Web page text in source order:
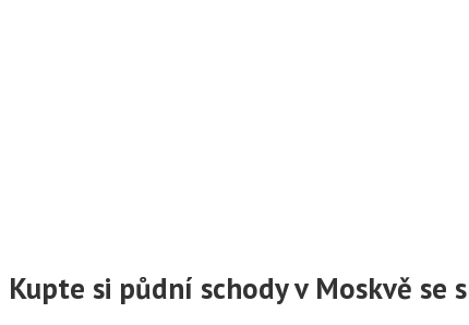
Kupte si půdní schody v Moskvě